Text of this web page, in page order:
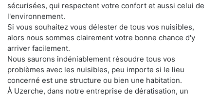
sécurisées, qui respectent votre confort et aussi celui de
l'environnement.
Si vous souhaitez vous délester de tous vos nuisibles,
alors nous sommes clairement votre bonne chance d'y
arriver facilement.
Nous saurons indéniablement résoudre tous vos
problèmes avec les nuisibles, peu importe si le lieu
concerné est une structure ou bien une habitation.
À Uzerche, dans notre entreprise de dératisation, un